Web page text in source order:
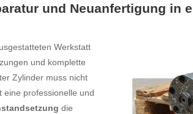
und Neuanfertigung in
Werkstatt
und komplette
Zylinder muss nicht
eine professionelle und
die